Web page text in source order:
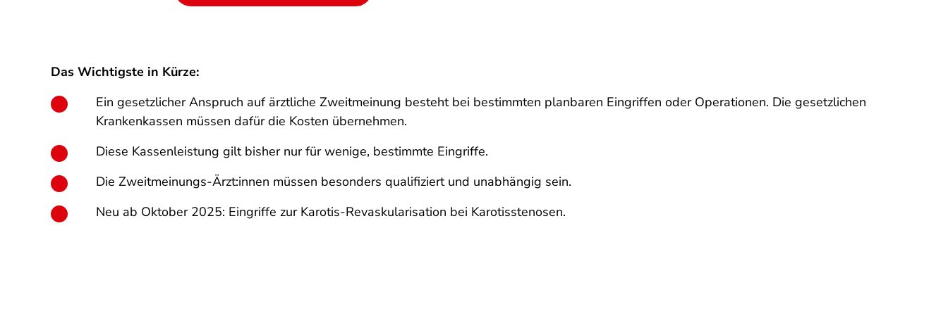
Das Wichtigste in Kürze:
Ein gesetzlicher Anspruch auf ärztliche Zweitmeinung besteht bei bestimmten planbaren Eingriffen oder Operationen. Die gesetzlichen
Krankenkassen müssen dafür die Kosten übernehmen.
Diese Kassenleistung gilt bisher nur für wenige, bestimmte Eingriffe.
Die Zweitmeinungs-Ärzt:innen müssen besonders qualifiziert und unabhängig sein.
Neu ab Oktober 2025: Eingriffe zur Karotis-Revaskularisation bei Karotisstenosen.